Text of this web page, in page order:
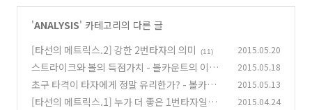
'ANALYSIS' 카테고리의 다른 글
[타선의 메트릭스.2] 강한 2번타자의 의미
(11) 2015.05.20
스트라이크와 볼의 득점가치 - 볼카운트의 이해
(3/3)
(9)
2015.05.18
초구 타격이 타자에게 정말 유리한가? - 볼카운트
의 이해(1/3)
(8)
2015.05.13
[타선의 메트릭스.1] 누가 더 좋은 1번타자일까? 2015.04.24